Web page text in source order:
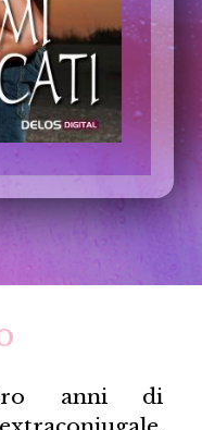
anni di